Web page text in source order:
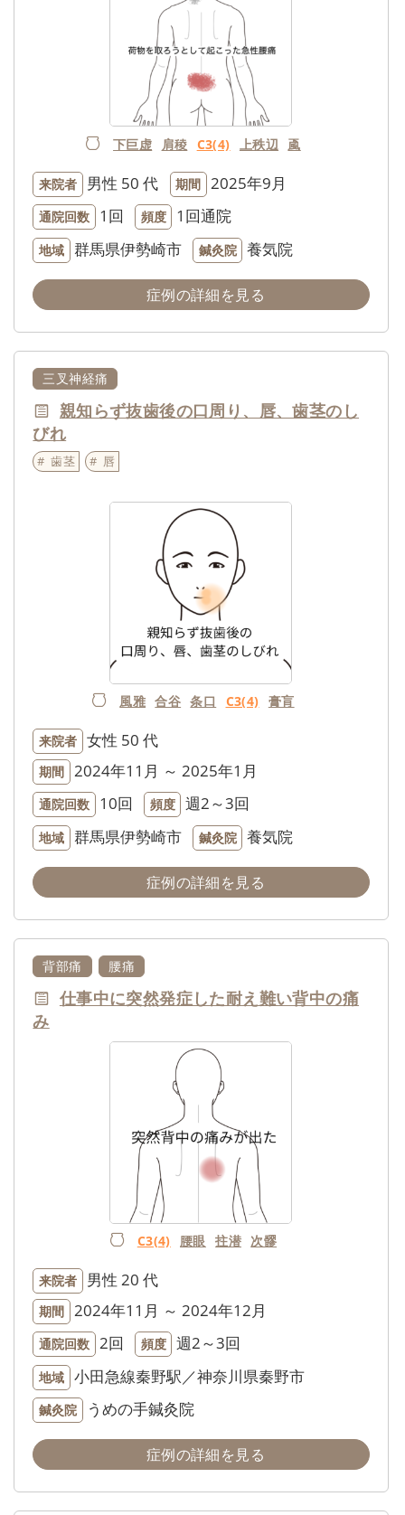
下巨虚 肩稜 C3(4) 上秩辺 颪
来院者 男性 50 代 期間 2025年9月
通院回数 1回 頻度 1回通院
地域 群馬県伊勢崎市 鍼灸院 養気院
症例の詳細を見る
三叉神経痛
親知らず抜歯後の口周り、唇、歯茎のし
びれ
歯茎 唇
風雅 合谷 条口 C3(4) 膏肓
来院者 女性 50 代
期間 2024年11月 ～ 2025年1月
通院回数 10回 頻度 週2～3回
地域 群馬県伊勢崎市 鍼灸院 養気院
症例の詳細を見る
背部痛 腰痛
仕事中に突然発症した耐え難い背中の痛
み
C3(4) 腰眼 拄潜 次髎
来院者 男性 20 代
期間 2024年11月 ～ 2024年12月
通院回数 2回 頻度 週2～3回
地域 小田急線秦野駅／神奈川県秦野市
鍼灸院 うめの手鍼灸院
症例の詳細を見る